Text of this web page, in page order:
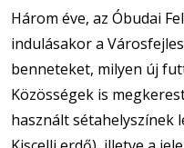
Három éve, az Óbudai
indulásakor a
benneteket, milyen új
Közösségek is
használt sétahelyszínek